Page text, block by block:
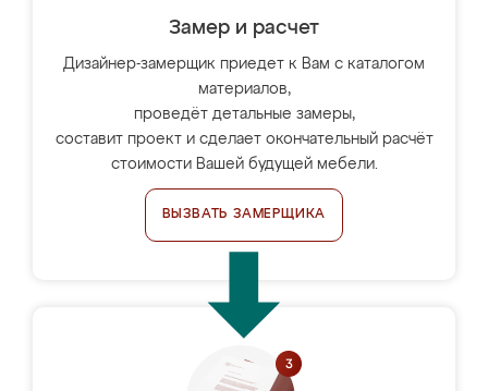
Замер и расчет
Дизайнер-замерщик приедет к Вам с каталогом
материалов,
проведёт детальные замеры,
составит проект и сделает окончательный расчёт
стоимости Вашей будущей мебели.
ВЫЗВАТЬ ЗАМЕРЩИКА